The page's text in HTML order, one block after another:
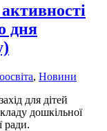
дня
, Новини
для дітей
дошкільної
ради.